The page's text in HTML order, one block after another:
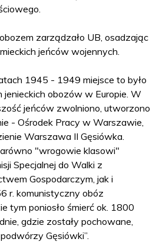
zarządzało UB, osadzając
jeńców wojennych.
1945 - 1949 miejsce to było
obozów w Europie. W
jeńców zwolniono, utworzono
- Ośrodek Pracy w Warszawie,
Warszawa II Gęsiówka.
"wrogowie klasowi"
Specjalnej do Walki z
Gospodarczym, jak i
r. komunistyczny obóz
tym poniosło śmierć ok. 1800
gdzie zostały pochowane,
Gęsiówki”.